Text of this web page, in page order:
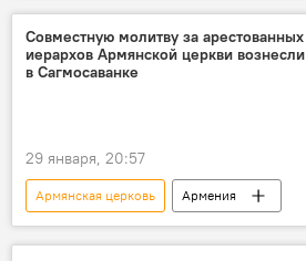
Совместную молитву за арестованных
иерархов Армянской церкви вознесли
в Сагмосаванке
29 января, 20:57
Армянская церковь
Армения
Новости Армения
Политика